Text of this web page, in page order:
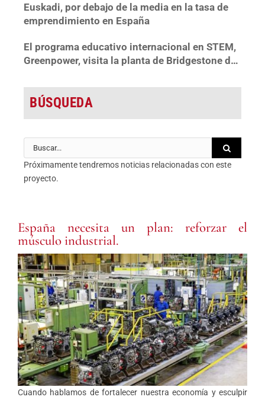
España necesita un plan: reforzar el
músculo industrial.
Cuando hablamos de fortalecer nuestra economía y esculpir
Euskadi, por debajo de la media en la tasa de
emprendimiento en España
El programa educativo internacional en STEM,
Greenpower, visita la planta de Bridgestone de
BÚSQUEDA
Buscar:
Próximamente tendremos noticias relacionadas con este
proyecto.